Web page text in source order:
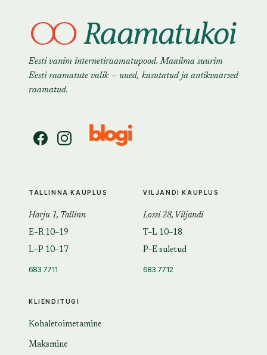
Eesti vanim internetiraamatupood. Maailma suurim
Eesti raamatute valik — uued, kasutatud ja antikvaarsed
raamatud.
KLIENDITUGI
Kohaletoimetamine
Maksmine
TALLINNA KAUPLUS
Harju 1, Tallinn
E–R 10–19
L–P 10–17
683 7711
VILJANDI KAUPLUS
Lossi 28, Viljandi
T–L 10–18
P–E suletud
683 7712